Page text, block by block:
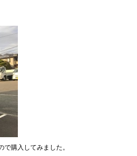
購入してみました。